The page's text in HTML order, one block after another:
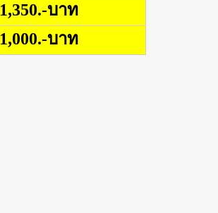
1,350.-บาท
1,000.-บาท